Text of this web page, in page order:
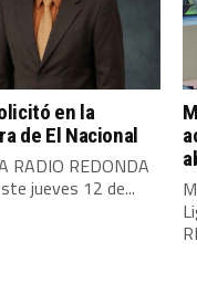
en la
de El Nacional
RADIO REDONDA
jueves 12 de...